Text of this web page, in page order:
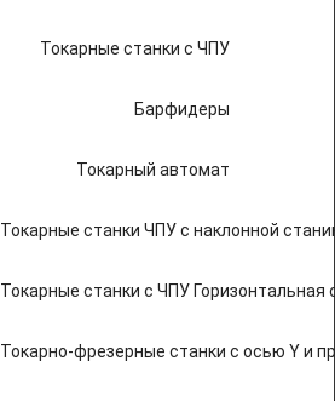
Токарные станки с ЧПУ
Барфидеры
Токарный автомат
Токарные станки ЧПУ c наклонной
Токарные станки с ЧПУ Горизонтальная
Токарно-фрезерные станки с осью Y и